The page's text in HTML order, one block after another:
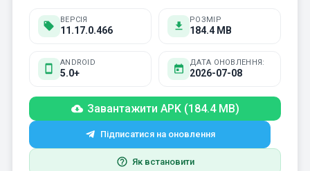
ВЕРСІЯ
11.17.0.466
РОЗМІР
184.4 MB
ANDROID
5.0+
ДАТА ОНОВЛЕННЯ:
2026-07-08
Завантажити APK (184.4 MB)
Підписатися на оновлення
Як встановити